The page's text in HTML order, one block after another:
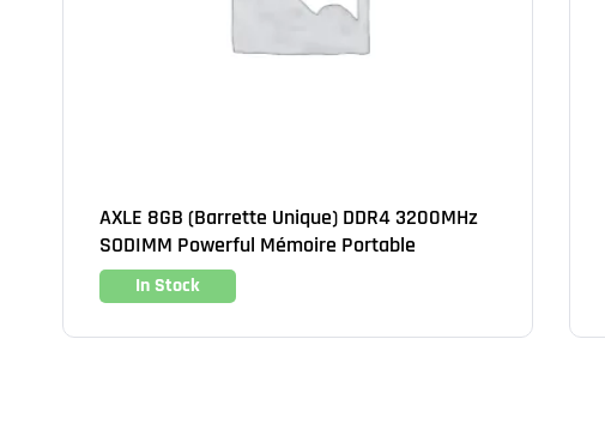
AXLE 8GB (Barrette Unique) DDR4 3200MHz
SODIMM Powerful Mémoire Portable
In Stock